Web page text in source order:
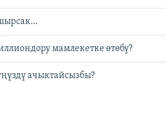
мамлекетке өтөбү?
ачыктайсызбы?